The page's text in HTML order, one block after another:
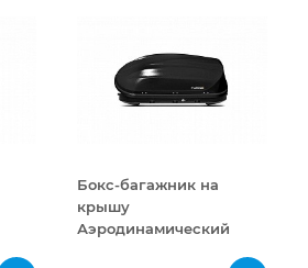
Бокс-багажник на
крышу
Аэродинамический